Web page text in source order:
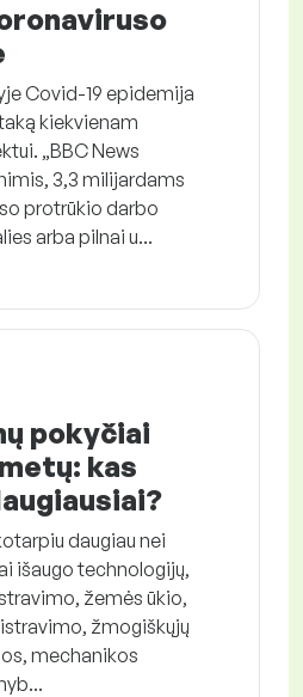
Covid-19 epidemija
kiekvienam
„BBC News
3,3 milijardams
protrūkio darbo
arba pilnai u...
pokyčiai
kas
daugiau nei
išaugo technologijų,
žemės ūkio,
žmogiškųjų
mechanikos